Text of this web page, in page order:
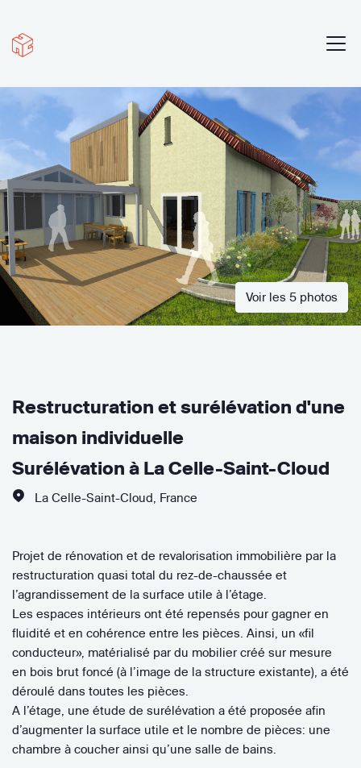
Voir les 5 photos
Restructuration et surélévation d'une
maison individuelle
Surélévation à La Celle-Saint-Cloud
La Celle-Saint-Cloud France
Projet de rénovation et de revalorisation immobilière par la
restructuration quasi total du rez-de-chaussée et
l’agrandissement de la surface utile à l’étage.
Les espaces intérieurs ont été repensés pour gagner en
fluidité et en cohérence entre les pièces. Ainsi, un «fil
conducteur», matérialisé par du mobilier créé sur mesure
en bois brut foncé (à l’image de la structure existante), a été
déroulé dans toutes les pièces.
A l’étage, une étude de surélévation a été proposée afin
d’augmenter la surface utile et le nombre de pièces: une
chambre à coucher ainsi qu’une salle de bains.